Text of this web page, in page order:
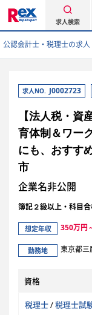
求人検索
公認会計士・税理士の求
求人NO. J0002723
【法人税・資
育体制＆ワー
にも、おすす
市
企業名非公開
簿記２級以上・科目
想定年収 350万円
勤務地 東京都三
資格
税理士/税理士試